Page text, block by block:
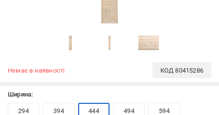
Немає в наявності КОД80415286
Ширина:
294 394 444 494 594